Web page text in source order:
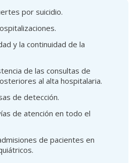
por suicidio.
y la continuidad de la
de las consultas de
al alta hospitalaria.
de detección.
de atención en todo el
de pacientes en